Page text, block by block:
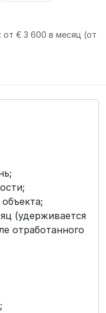
от € 3 600 в месяц (от
(удерживается
отработанного